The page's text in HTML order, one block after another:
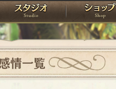
トリエ スタジオ
情一覧